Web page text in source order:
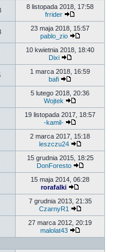
8 listopada 2018, 17:58
frrider
23 maja 2018, 15:57
pablo_zio
10 kwietnia 2018, 18:40
Dixi
1 marca 2018, 16:59
bafi
5 lutego 2018, 20:36
Wojtek
19 listopada 2017, 18:57
-kamil-
2 marca 2017, 15:18
leszczu24
15 grudnia 2015, 18:25
DonForesto
15 maja 2014, 06:28
rorafalki
7 grudnia 2013, 21:35
CzarnyR1
27 marca 2012, 20:19
malolat43